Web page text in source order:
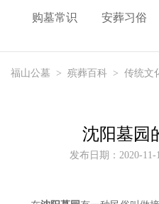
购墓常识 安葬习俗
福山公墓 > 殡葬百科 > 传统文
沈阳墓园
发布日期：2020-